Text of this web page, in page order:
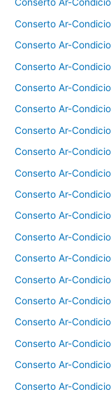
Conserto Ar-
Conserto Ar-
Conserto Ar-
Conserto Ar-
Conserto Ar-
Conserto Ar-
Conserto Ar-
Conserto Ar-
Conserto Ar-
Conserto Ar-
Conserto Ar-
Conserto Ar-
Conserto Ar-
Conserto Ar-
Conserto Ar-
Conserto Ar-
Conserto Ar-
Conserto Ar-
Conserto Ar-